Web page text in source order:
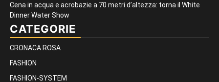
Cena in acqua e acrobazie a 70 metri d’altezza: torna il White
Dinner Water Show
CATEGORIE
CRONACA ROSA
FASHION
FASHION-SYSTEM